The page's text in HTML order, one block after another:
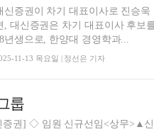
신증권이 차기 대표이사로 진승
, 대신증권은 차기 대표이사 후보
년생으로, 한양대 경영학과...
11-13 목요일 | 정선은 기자
룹
권] ◇ 임원 신규선임<상무>▲